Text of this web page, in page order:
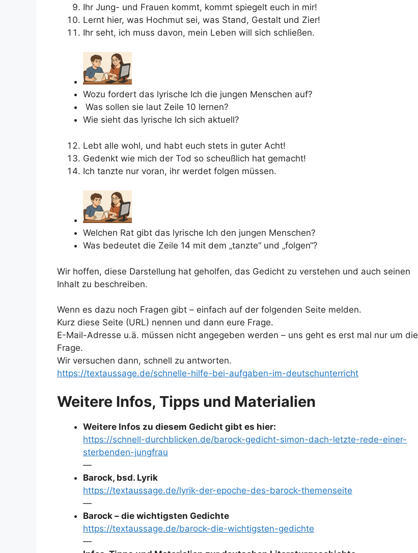
Ihr Jung- und Frauen kommt, kommt spiegelt euch in mir!
Lernt hier, was Hochmut sei, was Stand, Gestalt und Zier!
Ihr seht, ich muss davon, mein Leben will sich schließen.
Wozu fordert das lyrische Ich die jungen Menschen auf?
Was sollen sie laut Zeile 10 lernen?
Wie sieht das lyrische Ich sich aktuell?
Lebt alle wohl, und habt euch stets in guter Acht!
Gedenkt wie mich der Tod so scheußlich hat gemacht!
Ich tanzte nur voran, ihr werdet folgen müssen.
Welchen Rat gibt das lyrische Ich den jungen Menschen?
Was bedeutet die Zeile 14 mit dem „tanzte“ und „folgen“?
Wir hoffen, diese Darstellung hat geholfen, das Gedicht zu verstehen und auch seinen
Inhalt zu beschreiben.
Wenn es dazu noch Fragen gibt – einfach auf der folgenden Seite melden.
Kurz diese Seite (URL) nennen und dann eure Frage.
E-Mail-Adresse u.ä. müssen nicht angegeben werden – uns geht es erst mal nur um die
Frage.
Wir versuchen dann, schnell zu antworten.
https://textaussage.de/schnelle-hilfe-bei-aufgaben-im-deutschunterricht
Weitere Infos, Tipps und Materialien
Weitere Infos zu diesem Gedicht gibt es hier:
https://schnell-durchblicken.de/barock-gedicht-simon-dach-letzte-rede-einer-
sterbenden-jungfrau
—
Barock, bsd. Lyrik
https://textaussage.de/lyrik-der-epoche-des-barock-themenseite
—
Barock – die wichtigsten Gedichte
https://textaussage.de/barock-die-wichtigsten-gedichte
—